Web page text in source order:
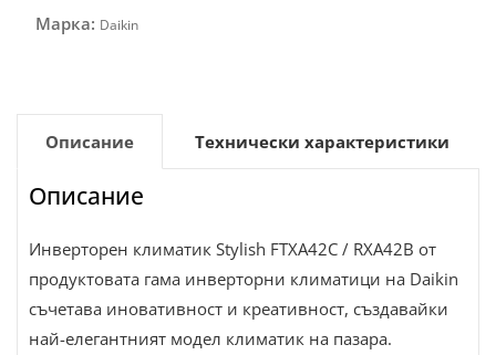
Марка: Daikin
Описание Технически характеристики
Описание
Инверторен климатик Stylish FTXA42C / RXA42B от
продуктовата гама инверторни климатици на Daikin
съчетава иновативност и креативност, създавайки
най-елегантният модел климатик на пазара.